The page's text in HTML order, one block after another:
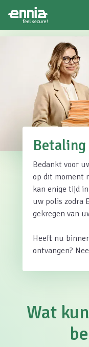
Bedankt voor
op dit moment
kan enige tijd
uw polis zodra
gekregen van
Heeft nu
ontvangen?
Wat